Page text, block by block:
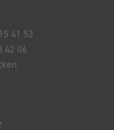
41 53
42 06